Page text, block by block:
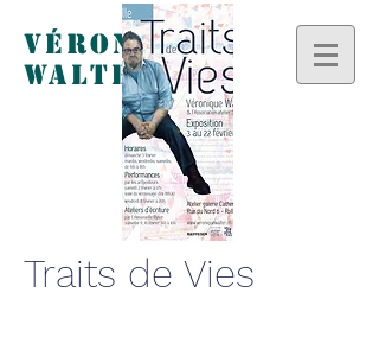
Véronique
Walter
Traits de Vies